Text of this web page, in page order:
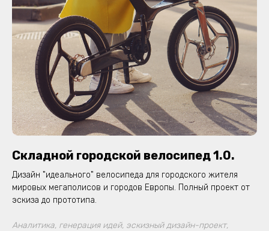
Складной городской велосипед 1.0.
Дизайн "идеального" велосипеда для городского жителя
мировых мегаполисов и городов Европы. Полный проект от
эскиза до прототипа.
Аналитика, генерация идей, эскизный дизайн-проект,